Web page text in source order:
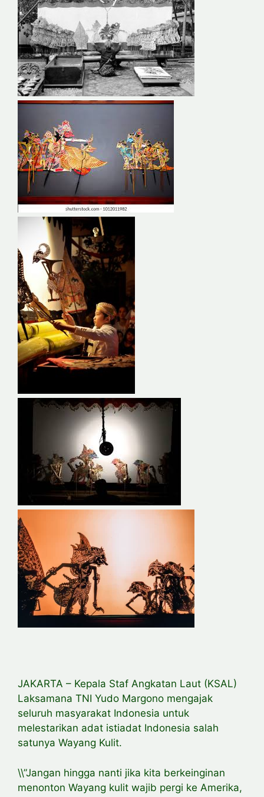
JAKARTA – Kepala Staf Angkatan Laut (KSAL)
Laksamana TNI Yudo Margono mengajak
seluruh masyarakat Indonesia untuk
melestarikan adat istiadat Indonesia salah
satunya Wayang Kulit.
\\”Jangan hingga nanti jika kita berkeinginan
menonton Wayang kulit wajib pergi ke Amerika,